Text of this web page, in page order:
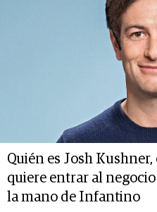
Quién es Josh
quiere entrar al
la mano de Infantino